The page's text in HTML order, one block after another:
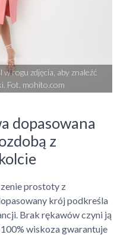
rogu zdjęcia, aby znaleźć
Fot. mohito.com
dopasowana
z
prostoty z
krój podkreśla
Brak rękawów czyni ją
wiskoza gwarantuje